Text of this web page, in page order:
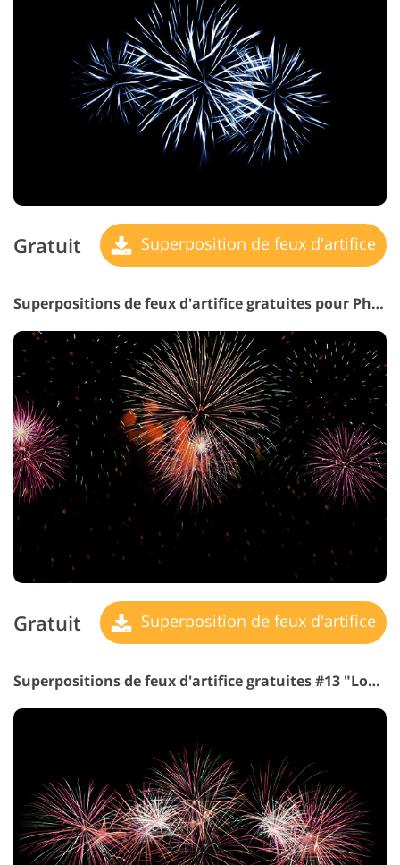
Gratuit Superposition de feux d'artifice
Superpositions de feux d'artifice gratuites pour Photoshop #12 "Nighttime Beauty"
Gratuit Superposition de feux d'artifice
Superpositions de feux d'artifice gratuites #13 "Loud Banger"